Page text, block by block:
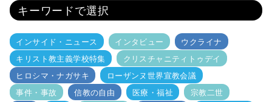
キーワードで選択
インサイド・ニュース インタビュー
ウクライナ
キリスト教主義学校特集
クリスチャニティトゥデイ
ヒロシマ・ナガサキ
ローザンヌ世界宣教会議
事件・事故
信教の自由 医療・福祉
宗教二世